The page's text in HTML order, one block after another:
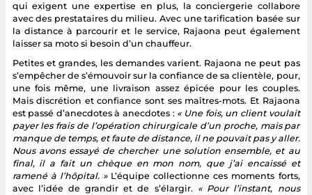
qui exigent une expertise en plus, la conciergerie collabore
avec des prestataires du milieu. Avec une tarification basée sur
la distance à parcourir et le service, Rajaona peut également
laisser sa moto si besoin d’un chauffeur.
Petites et grandes, les demandes varient. Rajaona ne peut pas
s’empêcher de s’émouvoir sur la confiance de sa clientèle, pour,
une fois même, une livraison assez épicée pour les couples.
Mais discrétion et confiance sont ses maîtres-mots. Et Rajaona
est passé d’anecdotes à anecdotes : « Une fois, un client voulait
payer les frais de l’opération chirurgicale d’un proche, mais par
manque de temps, et faute de distance, il ne pouvait pas y aller.
Nous avons essayé de chercher une solution ensemble, et au
final, il a fait un chèque en mon nom, que j’ai encaissé et
ramené à l’hôpital. »L’équipe collectionne ces moments forts,
avec l’idée de grandir et de s’élargir. « Pour l’instant, nous